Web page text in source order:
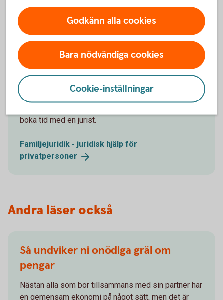
Ekonom för Finansiell hälsa
Vill du ha hjälp med juridiken?
Skriv samboavtal, äktenskapsförord, testamente och
boka tid med en jurist.
Familjejuridik - juridisk hjälp för
privatpersoner
Andra läser också
Så undviker ni onödiga gräl om
pengar
Nästan alla som bor tillsammans med sin partner har
en gemensam ekonomi på något sätt, men det är
Godkänn alla cookies
Bara nödvändiga cookies
Cookie-inställningar